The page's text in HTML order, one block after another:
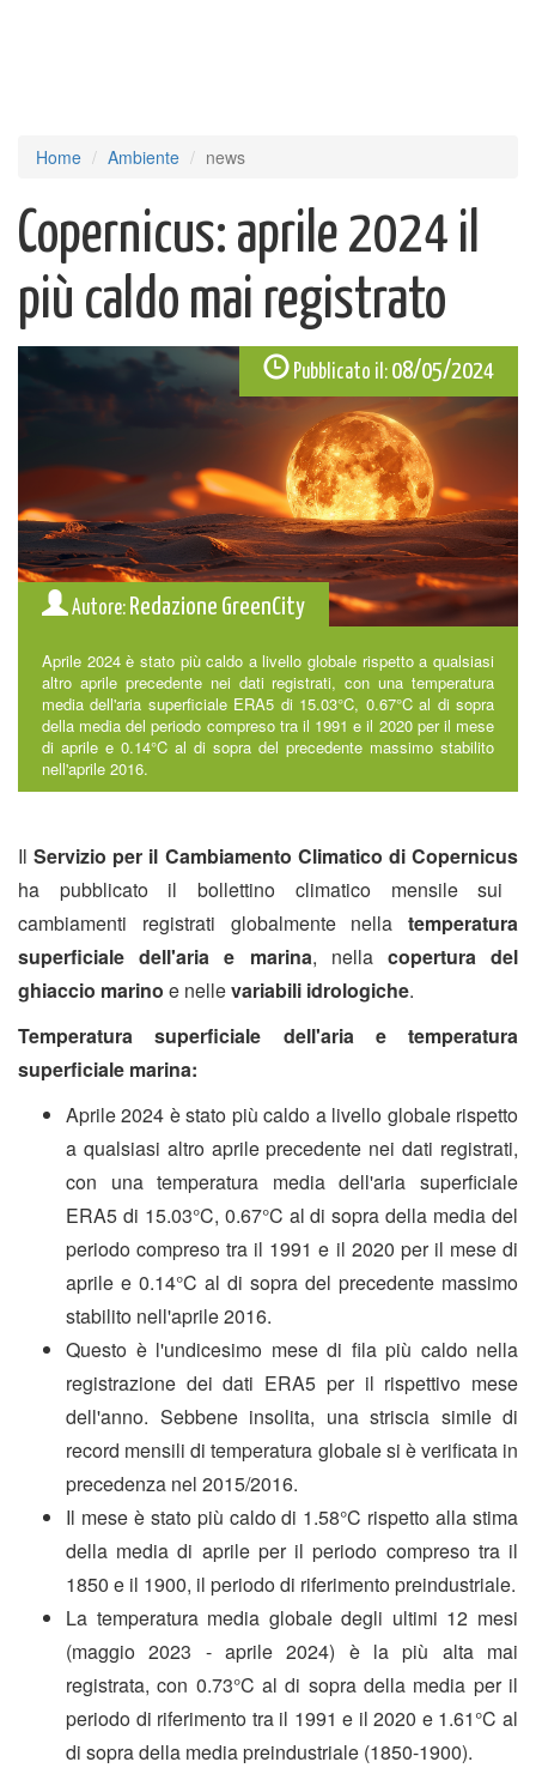
Home Ambiente news
Copernicus: aprile 2024 il
più caldo mai registrato
Pubblicato il: 08/05/2024
Autore: Redazione GreenCity
Aprile 2024 è stato più caldo a livello globale rispetto a qualsiasi
altro aprile precedente nei dati registrati, con una temperatura
media dell'aria superficiale ERA5 di 15.03°C, 0.67°C al di sopra
della media del periodo compreso tra il 1991 e il 2020 per il mese
di aprile e 0.14°C al di sopra del precedente massimo stabilito
nell'aprile 2016.
IlServizio per il Cambiamento Climatico di Copernicus
ha pubblicato il bollettino climatico mensile sui
cambiamenti registrati globalmente nella temperatura
superficiale dell'aria e marina, nella copertura del
ghiaccio marino e nellevariabili idrologiche.
Temperatura superficiale dell'aria e temperatura
superficiale marina:
Aprile 2024 è stato più caldo a livello globale rispetto
a qualsiasi altro aprile precedente nei dati registrati,
con una temperatura media dell'aria superficiale
ERA5 di 15.03°C, 0.67°C al di sopra della media del
periodo compreso tra il 1991 e il 2020 per il mese di
aprile e 0.14°C al di sopra del precedente massimo
stabilito nell'aprile 2016.
Questo è l'undicesimo mese di fila più caldo nella
registrazione dei dati ERA5 per il rispettivo mese
dell'anno. Sebbene insolita, una striscia simile di
record mensili di temperatura globale si è verificata in
precedenza nel 2015/2016.
Il mese è stato più caldo di 1.58°C rispetto alla stima
della media di aprile per il periodo compreso tra il
1850 e il 1900, il periodo di riferimento preindustriale.
La temperatura media globale degli ultimi 12 mesi
(maggio 2023 - aprile 2024) è la più alta mai
registrata, con 0.73°C al di sopra della media per il
periodo di riferimento tra il 1991 e il 2020 e 1.61°C al
di sopra della media preindustriale (1850-1900).